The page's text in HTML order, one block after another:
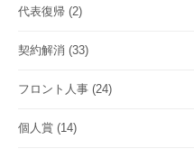
代表復帰 (2)
契約解消 (33)
フロント人事 (24)
個人賞 (14)